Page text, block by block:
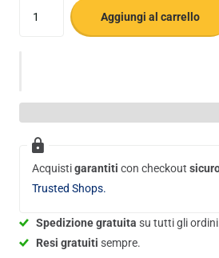
Aggiungi al carrello
Acquistigarantiti con checkout
Trusted Shops.
Spedizione gratuita su tutti gli
Resi gratuiti sempre.